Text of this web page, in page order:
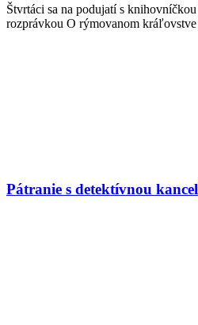
Štvrtáci sa na podujatí s
rozprávkou O rýmovanom
Pátranie s detektívnou